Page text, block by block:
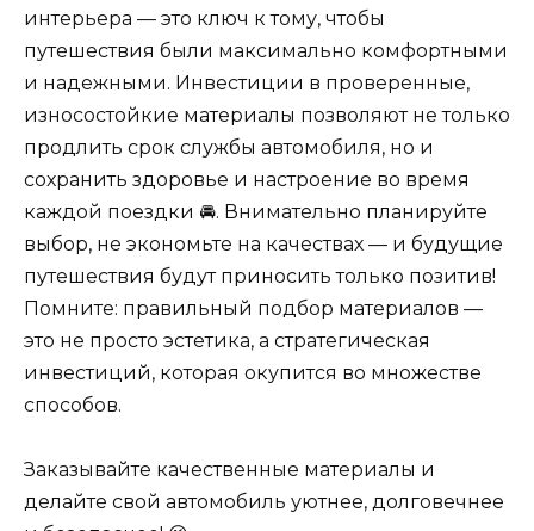
интерьера — это ключ к тому, чтобы
путешествия были максимально комфортными
и надежными. Инвестиции в проверенные,
износостойкие материалы позволяют не только
продлить срок службы автомобиля, но и
сохранить здоровье и настроение во время
каждой поездки 🚘. Внимательно планируйте
выбор, не экономьте на качествах — и будущие
путешествия будут приносить только позитив!
Помните: правильный подбор материалов —
это не просто эстетика, а стратегическая
инвестиций, которая окупится во множестве
способов.
Заказывайте качественные материалы и
делайте свой автомобиль уютнее, долговечнее